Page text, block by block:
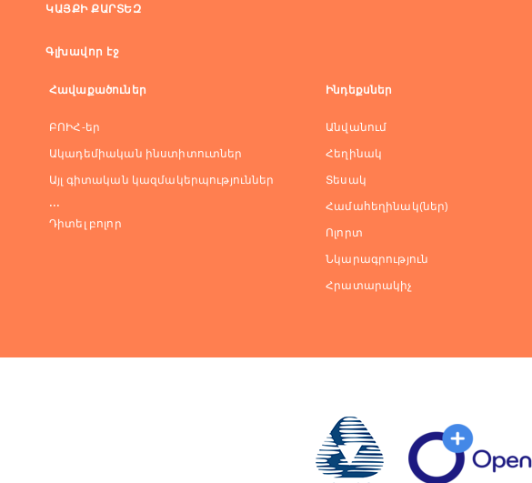
ԿԱՅՔԻ ՔԱՐՏԵԶ
Գլխավոր էջ
Հավաքածուներ
ԲՈԻՀ-եր
Ակադեմիական ինստիտուտներ
Այլ գիտական կազմակերպություններ
...
Դիտել բոլոր
Ինդեքսներ
Անվանում
Հեղինակ
Տեսակ
Համահեղինակ(ներ)
Ոլորտ
Նկարագրություն
Հրատարակիչ